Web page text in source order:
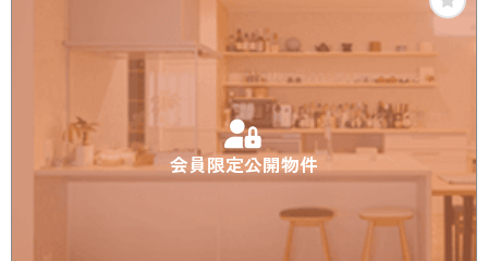
会員限定公開物件